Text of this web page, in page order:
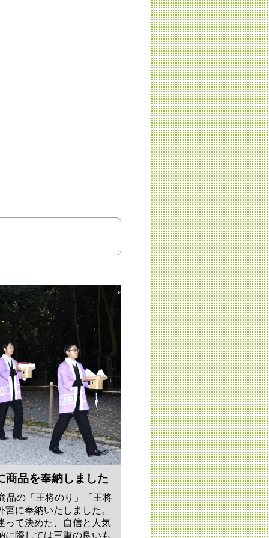
商品を奉納しました
品の「王将のり」「王将
に奉納いたしました。
って決めた、自信と人気
に際しては三重の良いも